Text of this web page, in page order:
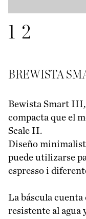
1 2
BREWISTA
Bewista Smart III,
compacta que el
Scale II.
Diseño
puede utilizarse
espresso i
La báscula
resistente al agua